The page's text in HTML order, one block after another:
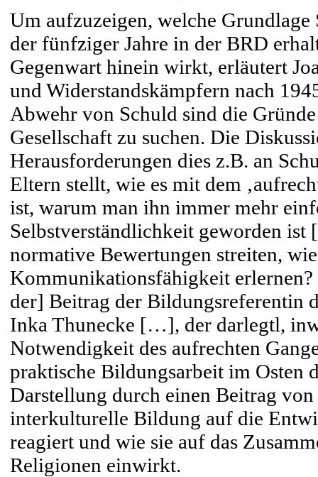
Um aufzuzeigen, welche
der fünfziger Jahre in der BRD
Gegenwart hinein wirkt, erläutert
und Widerstandskämpfern nach
Abwehr von Schuld sind die
Gesellschaft zu suchen. Die
Herausforderungen dies z.B. an
Eltern stellt, wie es mit dem
ist, warum man ihn immer mehr
Selbstverständlichkeit geworden
normative Bewertungen streiten,
Kommunikationsfähigkeit
der] Beitrag der Bildungsreferentin
Inka Thunecke […], der darlegtl,
Notwendigkeit des aufrechten
praktische Bildungsarbeit im Osten
Darstellung durch einen Beitrag
interkulturelle Bildung auf die
reagiert und wie sie auf das
Religionen einwirkt.